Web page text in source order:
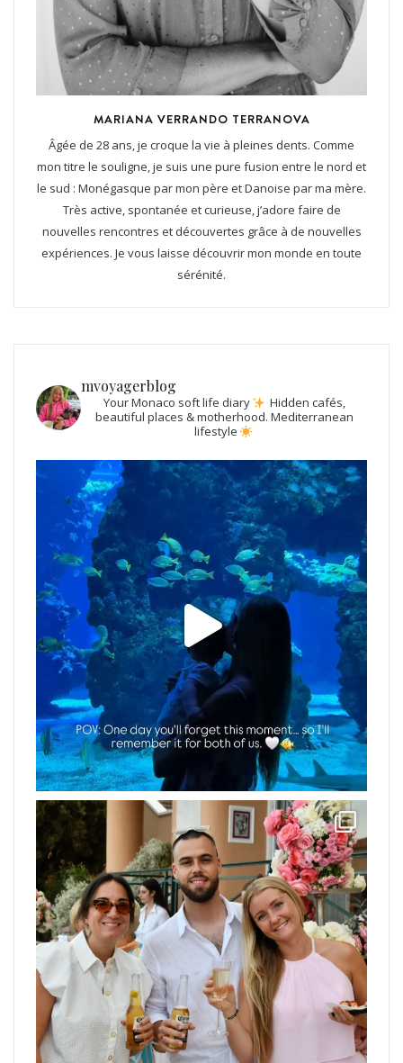
MARIANA VERRANDO TERRANOVA
Âgée de 28 ans, je croque la vie à pleines dents. Comme
mon titre le souligne, je suis une pure fusion entre le nord et
le sud : Monégasque par mon père et Danoise par ma mère.
Très active, spontanée et curieuse, j’adore faire de
nouvelles rencontres et découvertes grâce à de nouvelles
expériences. Je vous laisse découvrir mon monde en toute
sérénité.
mvoyagerblog
Your Monaco soft life diary
Hidden cafés,
beautiful places & motherhood. Mediterranean
lifestyle